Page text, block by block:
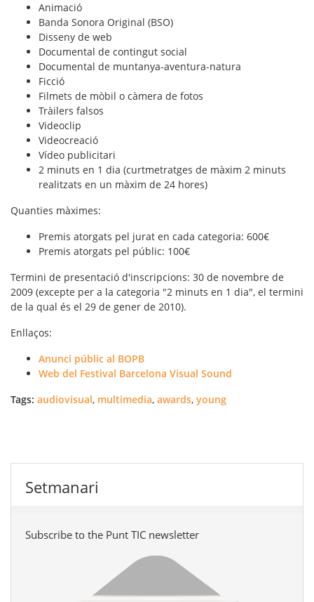
Animació
Banda Sonora Original (BSO)
Disseny de web
Documental de contingut social
Documental de muntanya-aventura-natura
Ficció
Filmets de mòbil o càmera de fotos
Tràilers falsos
Videoclip
Videocreació
Vídeo publicitari
2 minuts en 1 dia (curtmetratges de màxim 2 minuts
realitzats en un màxim de 24 hores)
Quanties màximes:
Premis atorgats pel jurat en cada categoria: 600€
Premis atorgats pel públic: 100€
Termini de presentació d'inscripcions: 30 de novembre de
2009 (excepte per a la categoria "2 minuts en 1 dia", el termini
de la qual és el 29 de gener de 2010).
Enllaços:
Anunci públic al BOPB
Web del Festival Barcelona Visual Sound
Tags: audiovisual, multimedia, awards, young
Setmanari
Subscribe to the Punt TIC newsletter